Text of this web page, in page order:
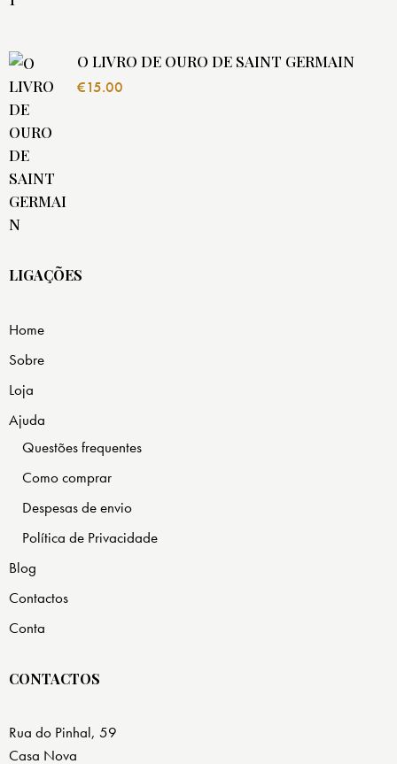
O LIVRO DE OURO DE SAINT GERMAIN
€15.00
LIGAÇÕES
Home
Sobre
Loja
Ajuda
Questões frequentes
Como comprar
Despesas de envio
Política de Privacidade
Blog
Contactos
Conta
CONTACTOS
Rua do Pinhal, 59
Casa Nova